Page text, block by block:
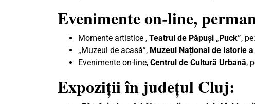
Evenimente on-line,
Momente artistice , Teatrul de Păpuși „Puck”, pe:
„Muzeul de acasă”, Muzeul Național de Istorie
Evenimente on-line, Centrul de Cultură Urbană,
Expoziții în județul Cluj: